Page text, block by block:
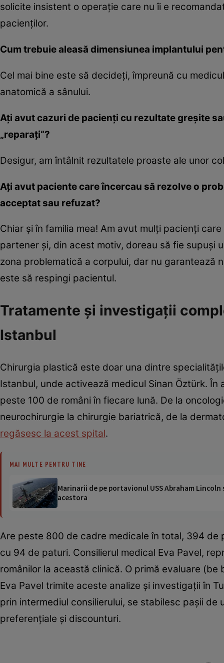
solicite insistent o operaţie care nu îi e
pacienţilor.
Cum trebuie aleasă dimensiunea implantului
Cel mai bine este să decideţi, împreună cu
anatomică a sânului.
Aţi avut cazuri de pacienţi cu rezultate greşite
„reparaţi“?
Desigur, am întâlnit rezultatele proaste ale unor
Aţi avut paciente care încercau să rezolve o
acceptat sau refuzat?
Chiar şi în familia mea! Am avut mulţi pacienţi
partener şi, din acest motiv, doreau să fie supuşi
zona problematică a corpului, dar nu garantează
este să respingi pacientul.
Tratamente şi investigaţii
Istanbul
Chirurgia plastică este doar una dintre
Istanbul, unde activează medicul Sinan Öztürk.
peste 100 de români în fiecare lună. De la
neurochirurgie la chirurgie bariatrică, de la
regăsesc la acest spital.
MAI MULTE PENTRU TINE
Marinarii de pe portavionul USS Abraham
acestora
Are peste 800 de cadre medicale în total, 394 de
cu 94 de paturi. Consilierul medical Eva Pavel,
românilor la această clinică. O primă evaluare
Eva Pavel trimite aceste analize şi investigaţii în
prin intermediul consilierului, se stabilesc paşii
preferenţiale şi discounturi.